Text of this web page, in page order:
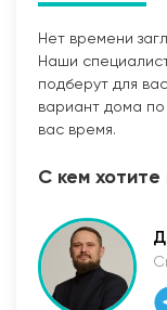
Нет времени
Наши
подберут для
вариант дома
вас время.
С кем